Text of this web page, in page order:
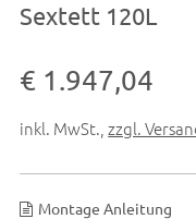
Sextett 120L
€ 1.947,04
inkl. MwSt. ,zzgl.
Montage Anleitung